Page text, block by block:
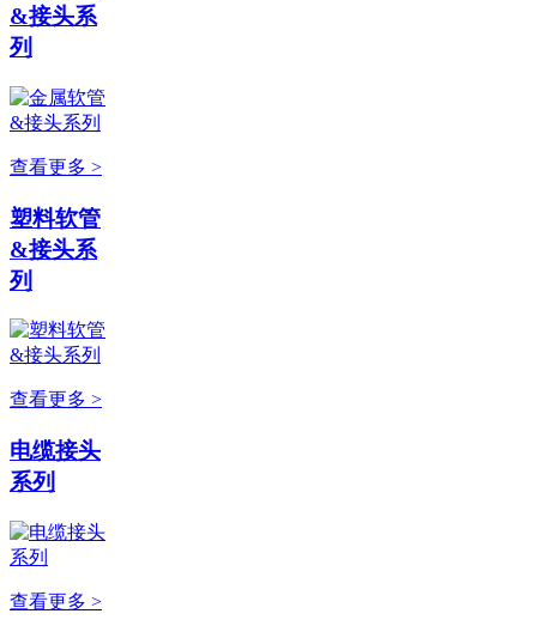
&接头系
列
查看更多 >
塑料软管
&接头系
列
查看更多 >
电缆接头
系列
查看更多 >